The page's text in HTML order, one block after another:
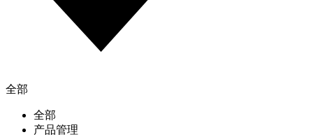
全部
全部
产品管理